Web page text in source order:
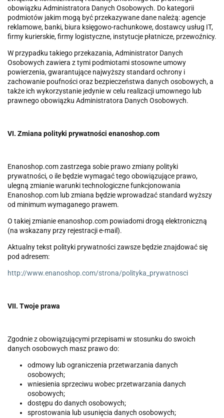
obowiązku Administratora Danych Osobowych. Do kategorii
podmiotów jakim mogą być przekazywane dane należą: agencje
reklamowe, banki, biura księgowo-rachunkowe, dostawcy usług IT,
firmy kurierskie, firmy logistyczne, instytucje płatnicze, przewoźnicy.
W przypadku takiego przekazania, Administrator Danych
Osobowych zawiera z tymi podmiotami stosowne umowy
powierzenia, gwarantujące najwyższy standard ochrony i
zachowanie poufności oraz bezpieczeństwa danych osobowych, a
także ich wykorzystanie jedynie w celu realizacji umownego lub
prawnego obowiązku Administratora Danych Osobowych.
VI. Zmiana polityki prywatności enanoshop.com
Enanoshop.com zastrzega sobie prawo zmiany polityki
prywatności, o ile będzie wymagać tego obowiązujące prawo,
ulegną zmianie warunki technologiczne funkcjonowania
Enanoshop.com lub zmiana będzie wprowadzać standard wyższy
od minimum wymaganego prawem.
O takiej zmianie enanoshop.com powiadomi drogą elektroniczną
(na wskazany przy rejestracji e-mail).
Aktualny tekst polityki prywatności zawsze będzie znajdować się
pod adresem:
http://www.enanoshop.com/strona/polityka_prywatnosci
VII. Twoje prawa
Zgodnie z obowiązującymi przepisami w stosunku do swoich
danych osobowych masz prawo do:
odmowy lub ograniczenia przetwarzania danych
osobowych;
wniesienia sprzeciwu wobec przetwarzania danych
osobowych;
dostępu do danych osobowych;
sprostowania lub usunięcia danych osobowych;